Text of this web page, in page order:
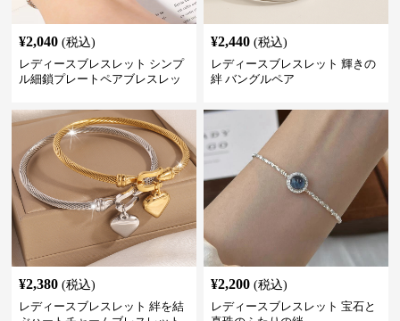
¥2,040 (税込)
レディースブレスレット シンプ
ル細鎖プレートペアブレスレッ
¥2,440 (税込)
レディースブレスレット 輝きの
絆 バングルペア
¥2,380 (税込)
レディースブレスレット 絆を結
¥2,200 (税込)
レディースブレスレット 宝石と